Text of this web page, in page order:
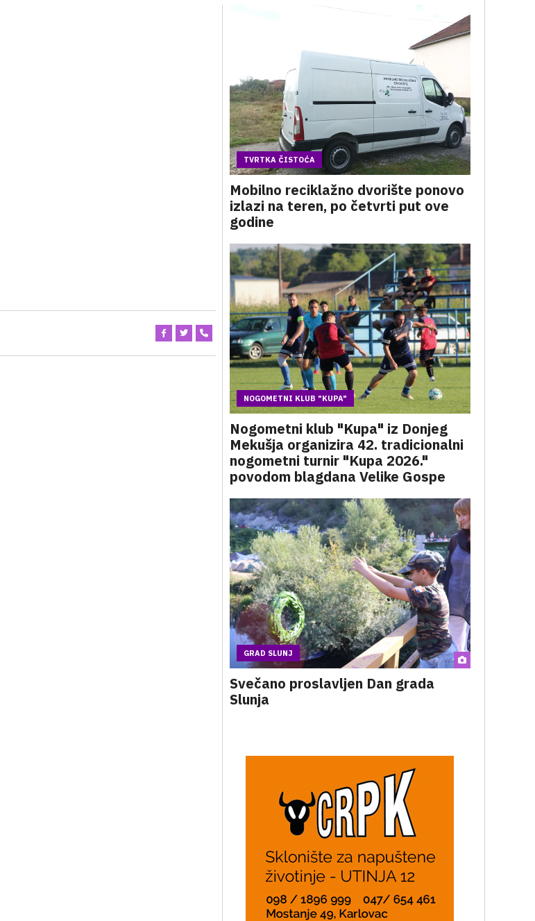
TVRTKA ČISTOĆA
Mobilno reciklažno dvorište ponovo
izlazi na teren, po četvrti put ove
godine
NOGOMETNI KLUB "KUPA"
Nogometni klub "Kupa" iz Donjeg
Mekušja organizira 42. tradicionalni
nogometni turnir "Kupa 2026."
povodom blagdana Velike Gospe
GRAD SLUNJ
Svečano proslavljen Dan grada
Slunja